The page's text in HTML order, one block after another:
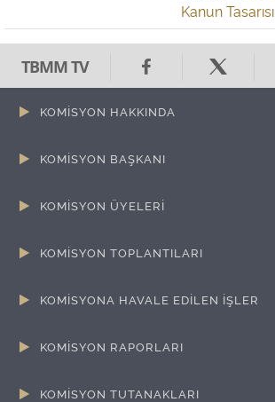
Kanun Tasarısı
TBMM TV
KOMİSYON HAKKINDA
KOMİSYON BAŞKANI
KOMİSYON ÜYELERİ
KOMİSYON TOPLANTILARI
KOMİSYONA HAVALE EDİLEN İŞLER
KOMİSYON RAPORLARI
KOMİSYON TUTANAKLARI